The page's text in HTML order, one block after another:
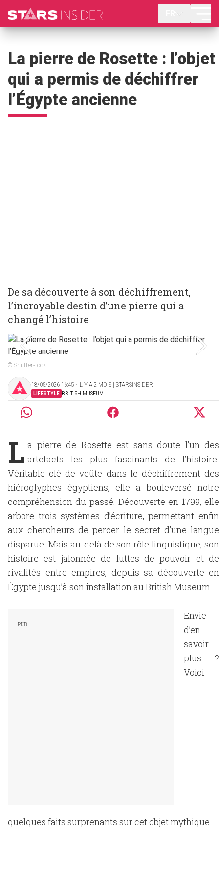
La pierre de Rosette : l’objet
qui a permis de déchiffrer
l’Égypte ancienne
De sa découverte à son déchiffrement,
l’incroyable destin d’une pierre qui a
changé l’histoire
© Shutterstock
18/05/2026 16:45 ‧ IL Y A 2 MOIS | STARSINSIDER
LIFESTYLE BRITISH MUSEUM
L a pierre de Rosette est sans doute l’un des
artefacts les plus fascinants de l’histoire.
Véritable clé de voûte dans le déchiffrement des
hiéroglyphes égyptiens, elle a bouleversé notre
compréhension du passé. Découverte en 1799, elle
arbore trois systèmes d’écriture, permettant enfin
aux chercheurs de percer le secret d’une langue
disparue. Mais au-delà de son rôle linguistique, son
histoire est jalonnée de luttes de pouvoir et de
rivalités entre empires, depuis sa découverte en
Égypte jusqu’à son installation au British Museum.
Envie
d’en
savoir
plus ?
Voici
quelques faits surprenants sur cet objet mythique.